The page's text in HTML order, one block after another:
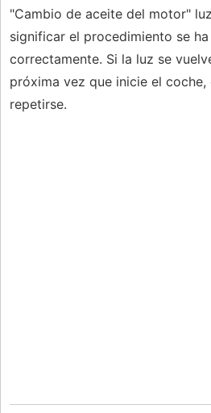
"Cambio de aceite del motor"
significar el procedimiento se
correctamente. Si la luz se
próxima vez que inicie el
repetirse.